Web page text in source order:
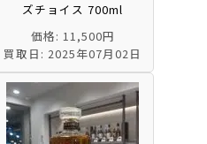
ズチョイス 700ml
価格: 11,500円
買取日: 2025年07月02日